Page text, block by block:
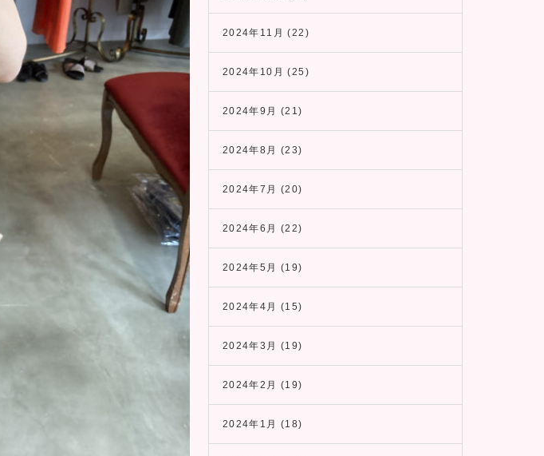
2024年11月 (22)
2024年10月 (25)
2024年9月 (21)
2024年8月 (23)
2024年7月 (20)
2024年6月 (22)
2024年5月 (19)
2024年4月 (15)
2024年3月 (19)
2024年2月 (19)
2024年1月 (18)